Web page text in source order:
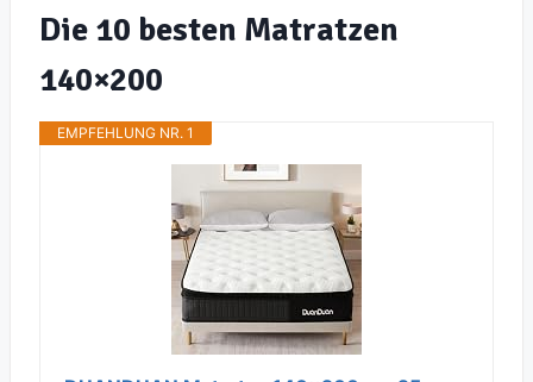
Die 10 besten Matratzen
140×200
EMPFEHLUNG NR. 1